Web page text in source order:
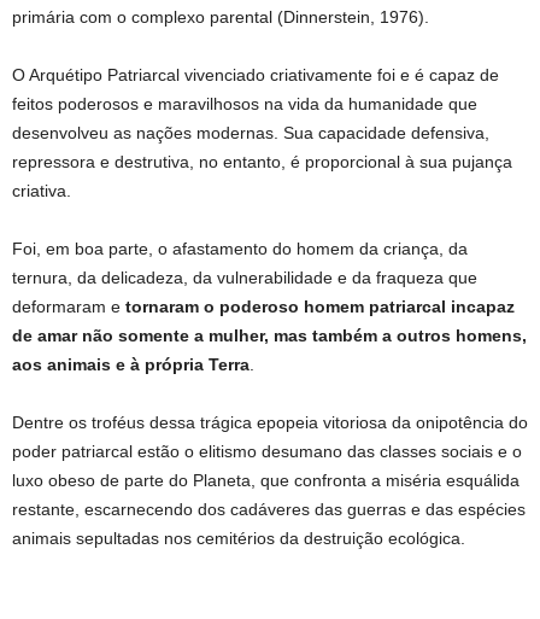
primária com o complexo parental (Dinnerstein, 1976).
O Arquétipo Patriarcal vivenciado criativamente foi e é capaz de
feitos poderosos e maravilhosos na vida da humanidade que
desenvolveu as nações modernas. Sua capacidade defensiva,
repressora e destrutiva, no entanto, é proporcional à sua pujança
criativa.
Foi, em boa parte, o afastamento do homem da criança, da
ternura, da delicadeza, da vulnerabilidade e da fraqueza que
deformaram e tornaram o poderoso homem patriarcal incapaz
de amar não somente a mulher, mas também a outros homens,
aos animais e à própria Terra
Dentre os troféus dessa trágica epopeia vitoriosa da onipotência do
poder patriarcal estão o elitismo desumano das classes sociais e o
luxo obeso de parte do Planeta, que confronta a miséria esquálida
restante, escarnecendo dos cadáveres das guerras e das espécies
animais sepultadas nos cemitérios da destruição ecológica.